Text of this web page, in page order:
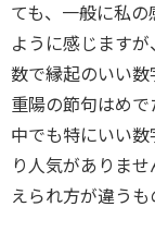
ても、一般に私
ように感じます
数で縁起のいい数
重陽の節句はめ
中でも特にいい
り人気がありま
えられ方が違うも